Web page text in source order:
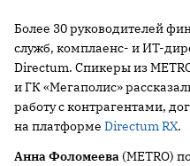
Более 30 руководителей
служб, комплаенс- и ИТ-
Directum. Спикеры из
и ГК «Мегаполис»
работу с контрагентами,
на платформе Directum RX.
Анна Фоломеева (METRO)